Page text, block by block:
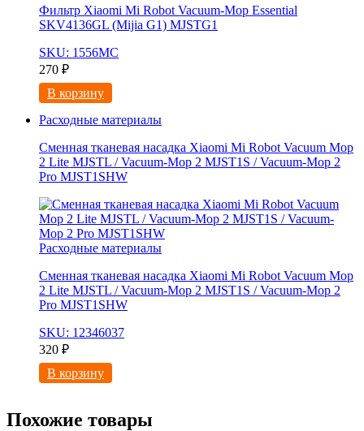
Фильтр Xiaomi Mi Robot Vacuum-Mop Essential
SKV4136GL (Mijia G1) MJSTG1
SKU: 1556МС
270 ₽
В корзину
Расходные материалы
Сменная тканевая насадка Xiaomi Mi Robot Vacuum Mop
2 Lite MJSTL / Vacuum-Mop 2 MJST1S / Vacuum-Mop 2
Pro MJST1SHW
Расходные материалы
Сменная тканевая насадка Xiaomi Mi Robot Vacuum Mop
2 Lite MJSTL / Vacuum-Mop 2 MJST1S / Vacuum-Mop 2
Pro MJST1SHW
SKU: 12346037
320 ₽
В корзину
Похожие товары